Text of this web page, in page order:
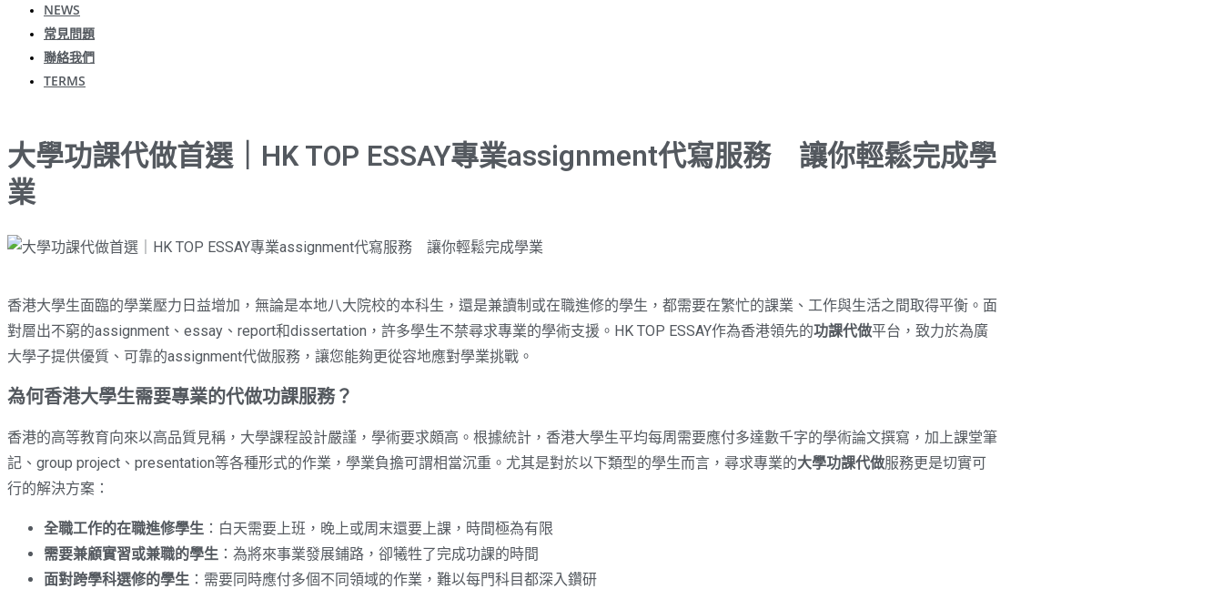
NEWS
常見問題
聯絡我們
TERMS
大學功課代做首選｜HK TOP ESSAY專業assignment代寫服務 讓你輕鬆完成學
業
香港大學生面臨的學業壓力日益增加，無論是本地八大院校的本科生，還是兼讀制或在職進修的學生，都需要在繁忙的課業、工作與生活之間取得平衡。面
對層出不窮的assignment、essay、report和dissertation，許多學生不禁尋求專業的學術支援。HK TOP ESSAY作為香港領先的功課代做平台，致力於為廣
大學子提供優質、可靠的assignment代做服務，讓您能夠更從容地應對學業挑戰。
為何香港大學生需要專業的代做功課服務？
香港的高等教育向來以高品質見稱，大學課程設計嚴謹，學術要求頗高。根據統計，香港大學生平均每周需要應付多達數千字的學術論文撰寫，加上課堂筆
記、group project、presentation等各種形式的作業，學業負擔可謂相當沉重。尤其是對於以下類型的學生而言，尋求專業的大學功課代做服務更是切實可
行的解決方案：
全職工作的在職進修學生 ：白天需要上班，晚上或周末還要上課，時間極為有限
需要兼顧實習或兼職的學生 ：為將來事業發展鋪路，卻犧牲了完成功課的時間
面對跨學科選修的學生 ：需要同時應付多個不同領域的作業，難以每門科目都深入鑽研